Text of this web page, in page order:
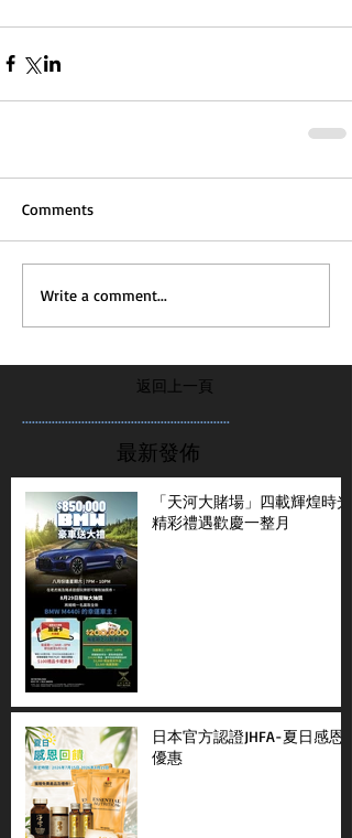
Comments
Write a comment...
返回上一頁
...............................................................
最新發佈
「天河大賭場」四載輝煌時光
精彩禮遇歡慶一整月
日本官方認證JHFA-夏日感恩
優惠